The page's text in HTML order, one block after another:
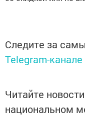
Следите за
Telegram-канале
Читайте
национальном